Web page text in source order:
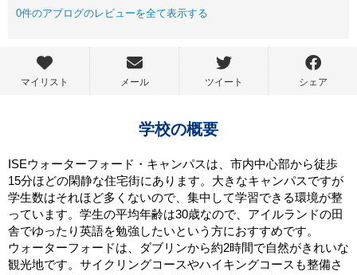
0件のアブログのレビューを全て表示する
マイリスト メール ツイート シェア
学校の概要
ISEウォーターフォード・キャンパスは、市内中心部から徒歩
15分ほどの閑静な住宅街にあります。大きなキャンパスですが
学生数はそれほど多くないので、集中して学習できる環境が整
っています。学生の平均年齢は30歳なので、アイルランドの田
舎でゆったり英語を勉強したいという方におすすめです。
ウォーターフォードは、ダブリンから約2時間で自然がきれいな
観光地です。サイクリングコースやハイキングコースも整備さ